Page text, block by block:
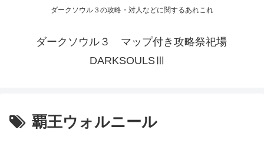
ダークソウル３の攻略・対人などに関するあれこれ
ダークソウル３ マップ付き攻略祭祀場
DARKSOULSⅢ
覇王ウォルニール